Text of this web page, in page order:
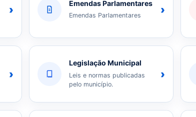
›
Emendas Parlamentares
Emendas Parlamentares ›
›
Legislação Municipal
Leis e normas publicadas
pelo município.
›